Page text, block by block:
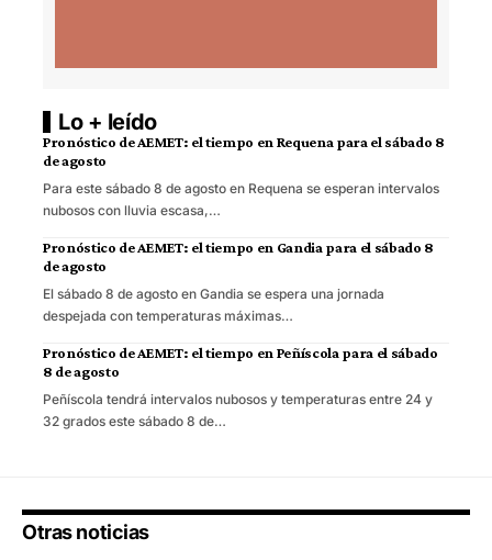
Lo + leído
Pronóstico de AEMET: el tiempo en Requena para el sábado 8
de agosto
Para este sábado 8 de agosto en Requena se esperan intervalos
nubosos con lluvia escasa,…
Pronóstico de AEMET: el tiempo en Gandia para el sábado 8
de agosto
El sábado 8 de agosto en Gandia se espera una jornada
despejada con temperaturas máximas…
Pronóstico de AEMET: el tiempo en Peñíscola para el sábado
8 de agosto
Peñíscola tendrá intervalos nubosos y temperaturas entre 24 y
32 grados este sábado 8 de…
Otras noticias